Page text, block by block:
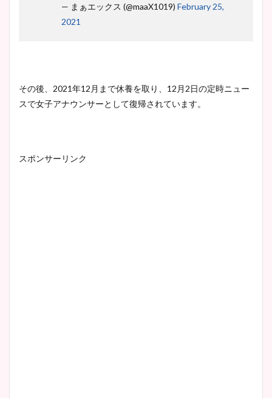
— まぁエックス (@maaX1019) February 25,
2021
その後、2021年12月まで休養を取り、12月2日の定時ニュー
スで女子アナウンサーとして復帰されています。
スポンサーリンク